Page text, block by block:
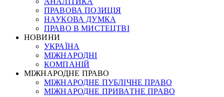
ПРАВОВА ПОЗИЦІЯ
НАУКОВА ДУМКА
ПРАВО В МИСТЕЦТВІ
НОВИНИ
УКРАЇНА
МІЖНАРОДНІ
КОМПАНІЙ
МІЖНАРОДНЕ ПРАВО
МІЖНАРОДНЕ ПУБЛІЧНЕ ПРАВО
МІЖНАРОДНЕ ПРИВАТНЕ ПРАВО